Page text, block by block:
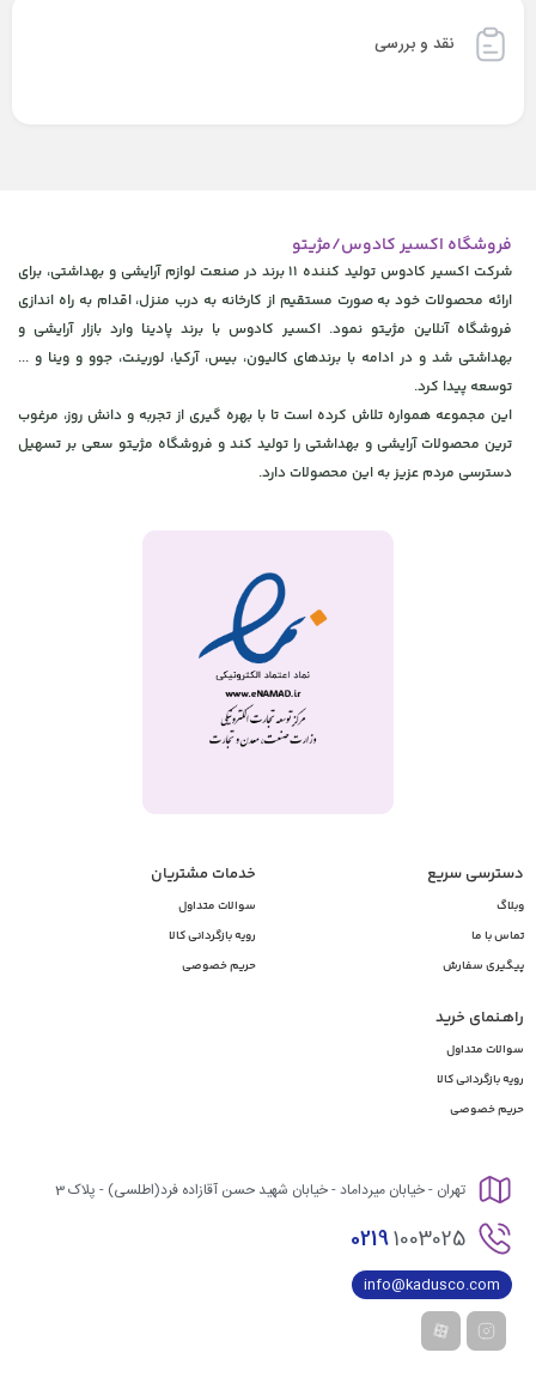
نقد و بررسی
فروشگاه اکسیر کادوس/مژیتو
شرکت اکسیر کادوس تولید کننده 11 برند در صنعت لوازم آرایشی و بهداشتی، برای
ارائه محصولات خود به صورت مستقیم از کارخانه به درب منزل، اقدام به راه اندازی
فروشگاه آنلاین مژیتو نمود. اکسیر کادوس با برند پادینا وارد بازار آرایشی و
بهداشتی شد و در ادامه با برندهای کالیون، بیس، آرکیا، لورینت، جوو و وینا و ...
توسعه پیدا کرد.
این مجموعه همواره تلاش کرده است تا با بهره گیری از تجربه و دانش روز، مرغوب
ترین محصولات آرایشی و بهداشتی را تولید کند و فروشگاه مژیتو سعی بر تسهیل
دسترسی مردم عزیز به این محصولات دارد.
دسترسی سریع
وبلاگ
تماس با ما
پیگیری سفارش
خدمات مشتریان
سوالات متداول
رویه بازگردانی کالا
حریم خصوصی
راهـنمای خرید
سوالات متداول
رویه بازگردانی کالا
حریم خصوصی
تهران - خیابان میرداماد - خیابان شهید حسن آقازاده فرد(اطلسی) - پلاک 3
02191003025
info@kadusco.com